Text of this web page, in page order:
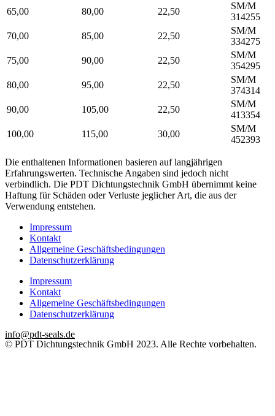
65,00
80,00 22,50
SM/M
314255
70,00
85,00 22,50
SM/M
334275
75,00
90,00 22,50
SM/M
354295
80,00
95,00 22,50
SM/M
374314
90,00
105,00 22,50
SM/M
413354
100,00
115,00 30,00
SM/M
452393
Die enthaltenen Informationen basieren auf langjährigen
Erfahrungswerten. Technische Angaben sind jedoch nicht
verbindlich. Die PDT Dichtungstechnik GmbH übernimmt keine
Haftung für Schäden oder Verluste jeglicher Art, die aus der
Verwendung entstehen.
Impressum
Kontakt
Allgemeine Geschäftsbedingungen
Datenschutzerklärung
Impressum
Kontakt
Allgemeine Geschäftsbedingungen
Datenschutzerklärung
info@pdt-seals.de
© PDT Dichtungstechnik GmbH 2023. Alle Rechte vorbehalten.